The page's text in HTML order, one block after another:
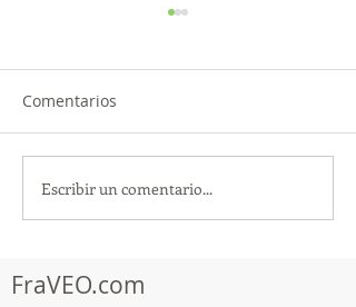
TourTravelynByFraveo
participó en la
Comentarios
Escribir un comentario...
FraVEO.com